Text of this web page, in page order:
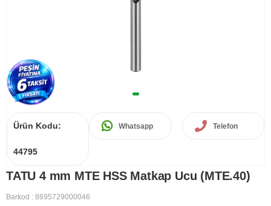
Ürün Kodu:
44795
Whatsapp Telefon
TATU 4 mm MTE HSS Matkap Ucu (MTE.40)
Barkod : 8695729000046